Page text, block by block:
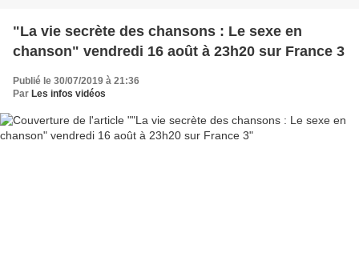
"La vie secrète des chansons : Le sexe en
chanson" vendredi 16 août à 23h20 sur France 3
Publié le 30/07/2019 à 21:36
Par Les infos vidéos